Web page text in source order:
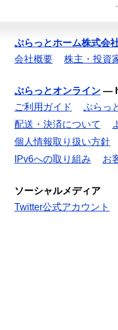
ぷらっとホーム株式会
会社概要
株主・投資
ぷらっとオンライン —
ご利用ガイド
ぷらっ
配送・決済について
個人情報取り扱い方針
IPv6への取り組み
お
ソーシャルメディア
Twitter公式アカウント